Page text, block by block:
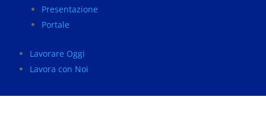
Presentazione
Portale
Lavorare Oggi
Lavora con Noi